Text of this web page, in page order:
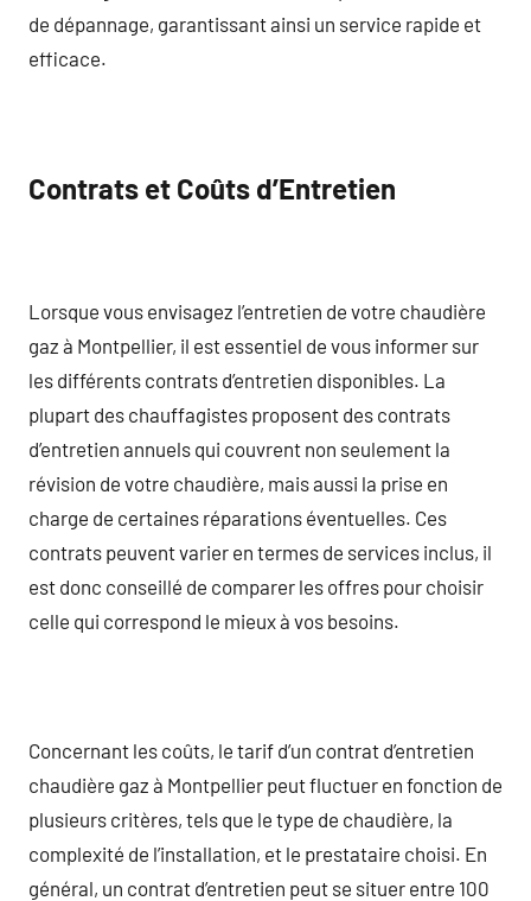
de dépannage, garantissant ainsi un service rapide et
efficace.
Contrats et Coûts d’Entretien
Lorsque vous envisagez l’entretien de votre chaudière
gaz à Montpellier, il est essentiel de vous informer sur
les différents contrats d’entretien disponibles. La
plupart des chauffagistes proposent des contrats
d’entretien annuels qui couvrent non seulement la
révision de votre chaudière, mais aussi la prise en
charge de certaines réparations éventuelles. Ces
contrats peuvent varier en termes de services inclus, il
est donc conseillé de comparer les offres pour choisir
celle qui correspond le mieux à vos besoins.
Concernant les coûts, le tarif d’un contrat d’entretien
chaudière gaz à Montpellier peut fluctuer en fonction de
plusieurs critères, tels que le type de chaudière, la
complexité de l’installation, et le prestataire choisi. En
général, un contrat d’entretien peut se situer entre 100